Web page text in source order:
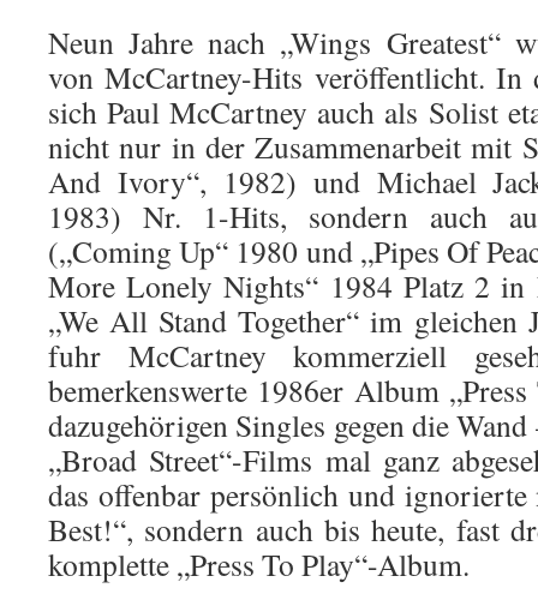
Neun Jahre nach „Wings Greatest“
von McCartney-Hits veröffentlicht. In
sich Paul McCartney auch als Solist
nicht nur in der Zusammenarbeit mit
And Ivory“, 1982) und Michael
1983) Nr. 1-Hits, sondern auch
(„Coming Up“ 1980 und „Pipes Of
More Lonely Nights“ 1984 Platz 2 in
„We All Stand Together“ im gleichen
fuhr McCartney kommerziell
bemerkenswerte 1986er Album
dazugehörigen Singles gegen die
„Broad Street“-Films mal ganz
das offenbar persönlich und
Best!“, sondern auch bis heute, fast
komplette „Press To Play“-Album.